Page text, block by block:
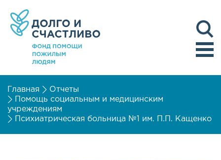
Главная
Отчеты
Помощь социальным и медицинским
учреждениям
Психиатрическая больница №1 им. П.П. Кащенко